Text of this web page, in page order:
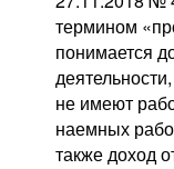
термином
понимается
не имеют
наемных
также доход